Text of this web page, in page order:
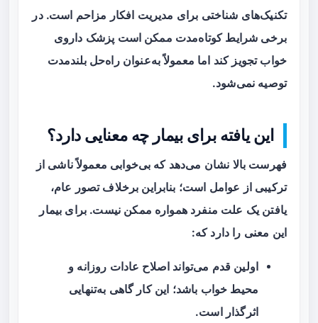
تکنیک‌های شناختی برای مدیریت افکار مزاحم است. در
برخی شرایط کوتاه‌مدت ممکن است پزشک داروی
خواب تجویز کند اما معمولاً به‌عنوان راه‌حل بلندمدت
توصیه نمی‌شود.
این یافته برای بیمار چه معنایی دارد؟
فهرست بالا نشان می‌دهد که بی‌خوابی معمولاً ناشی از
ترکیبی از عوامل است؛ بنابراین برخلاف تصور عام،
یافتن یک علت منفرد همواره ممکن نیست. برای بیمار
این معنی را دارد که:
اولین قدم می‌تواند اصلاح عادات روزانه و
محیط خواب باشد؛ این کار گاهی به‌تنهایی
اثرگذار است.